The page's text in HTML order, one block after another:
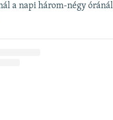
a napi három-négy